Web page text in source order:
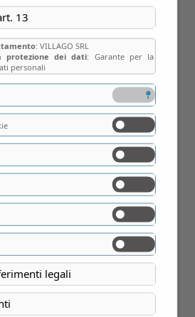
13
: VILLAGO SRL
protezione dei dati: Garante per la
personali
legali